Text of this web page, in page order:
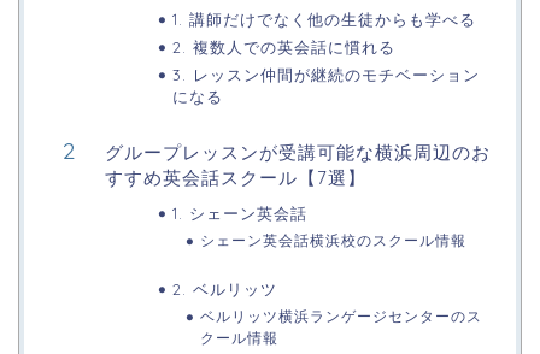
1. 講師だけでなく他の生徒からも学べる
2. 複数人での英会話に慣れる
3. レッスン仲間が継続のモチベーション
になる
グループレッスンが受講可能な横浜周辺のお
すすめ英会話スクール【7選】
1. シェーン英会話
シェーン英会話横浜校のスクール情報
2. ベルリッツ
ベルリッツ横浜ランゲージセンターのス
クール情報